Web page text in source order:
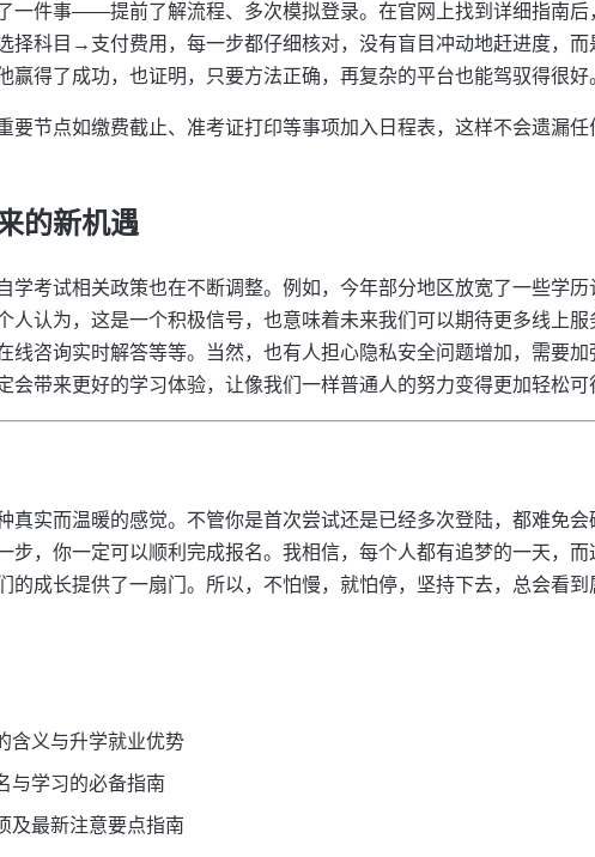
一件事——提前了解流程、多次模拟登录。在官网上找到详细指南后
科目→支付费用，每一步都仔细核对，没有盲目冲动地赶进度，而
赢得了成功，也证明，只要方法正确，再复杂的平台也能驾驭得很好
要节点如缴费截止、准考证打印等事项加入日程表，这样不会遗漏任
的新机遇
学考试相关政策也在不断调整。例如，今年部分地区放宽了一些学历
人认为，这是一个积极信号，也意味着未来我们可以期待更多线上服
线咨询实时解答等等。当然，也有人担心隐私安全问题增加，需要加
会带来更好的学习体验，让像我们一样普通人的努力变得更加轻松可
真实而温暖的感觉。不管你是首次尝试还是已经多次登陆，都难免会
步，你一定可以顺利完成报名。我相信，每个人都有追梦的一天，而
的成长提供了一扇门。所以，不怕慢，就怕停，坚持下去，总会看到
含义与升学就业优势
与学习的必备指南
及最新注意要点指南